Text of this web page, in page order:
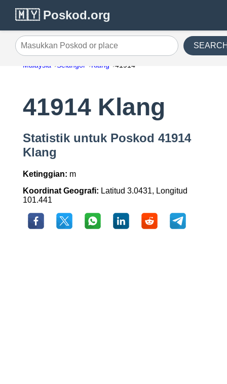
🇲🇾 Poskod.org
Masukkan Poskod or place
Malaysia Selangor Klang 41914
41914 Klang
Statistik untuk Poskod 41914
Klang
Ketinggian: m
Koordinat Geografi: Latitud 3.0431, Longitud
101.441